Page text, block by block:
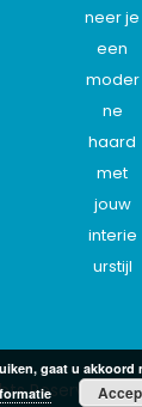
neer je
een
moder
ne
haard
met
jouw
interie
urstijl
Reserved -
gaat u akkoord